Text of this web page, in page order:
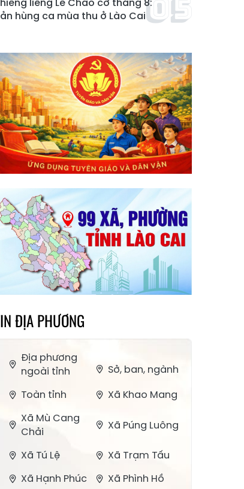
hùng ca mùa thu ở Lào Cai
ĐỊA PHƯƠNG
Địa phương
ngoài tỉnh
Sở, ban, ngành
Toàn tỉnh
Xã Khao Mang
Xã Mù Cang
Chải
Xã Púng Luông
Xã Tú Lệ
Xã Trạm Tấu
Xã Hạnh Phúc
Xã Phình Hồ